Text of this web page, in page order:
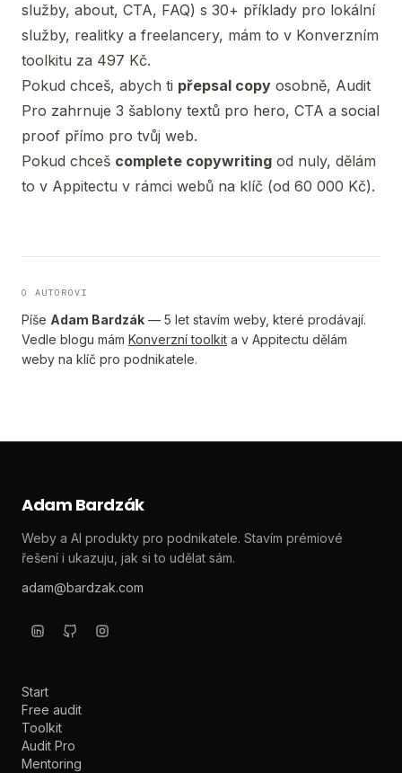
služby, about, CTA, FAQ) s 30+ příklady pro lokální
služby, realitky a freelancery, mám to v Konverzním
toolkitu za 497 Kč.
Pokud chceš, abych ti přepsal copy osobně, Audit
Pro zahrnuje 3 šablony textů pro hero, CTA a social
proof přímo pro tvůj web.
Pokud chceš complete copywriting od nuly, dělám
to v Appitectu v rámci webů na klíč (od 60 000 Kč).
O AUTOROVI
Píše Adam Bardzák — 5 let stavím weby, které prodávají.
Vedle blogu mám Konverzní toolkit a v Appitectu dělám
weby na klíč pro podnikatele.
Adam Bardzák
Weby a AI produkty pro podnikatele. Stavím prémiové
řešení i ukazuju, jak si to udělat sám.
adam@bardzak.com
Start
Free audit
Toolkit
Audit Pro
Mentoring